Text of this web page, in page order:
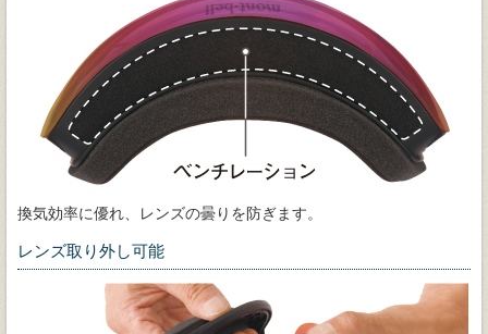
換気効率に優れ、レンズの曇りを防ぎます。
レンズ取り外し可能